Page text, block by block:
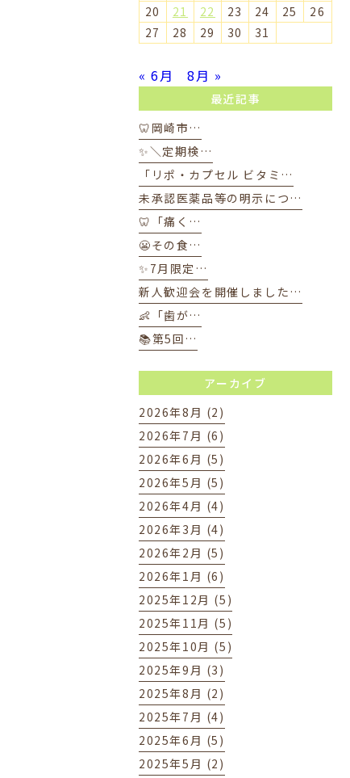
20
21 22 23 24 25
26
27
28 29 30 31
« 6月 8月 »
最近記事
🦷岡崎市…
✨＼定期検…
「リポ・カプセル ビタミ…
未承認医薬品等の明示につ…
🦷「痛く…
😬その食…
✨7月限定…
新人歓迎会を開催しました…
👶「歯が…
📚第5回…
アーカイブ
2026年8月 (2)
2026年7月 (6)
2026年6月 (5)
2026年5月 (5)
2026年4月 (4)
2026年3月 (4)
2026年2月 (5)
2026年1月 (6)
2025年12月 (5)
2025年11月 (5)
2025年10月 (5)
2025年9月 (3)
2025年8月 (2)
2025年7月 (4)
2025年6月 (5)
2025年5月 (2)